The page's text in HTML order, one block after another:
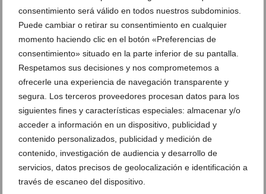
consentimiento será válido en todos nuestros subdominios.
Puede cambiar o retirar su consentimiento en cualquier
momento haciendo clic en el botón «Preferencias de
consentimiento» situado en la parte inferior de su pantalla.
Respetamos sus decisiones y nos comprometemos a
ofrecerle una experiencia de navegación transparente y
segura. Los terceros proveedores procesan datos para los
siguientes fines y características especiales: almacenar y/o
acceder a información en un dispositivo, publicidad y
contenido personalizados, publicidad y medición de
contenido, investigación de audiencia y desarrollo de
servicios, datos precisos de geolocalización e identificación a
través de escaneo del dispositivo.
Gimnastas del CD Montgó Xàbia en el
Artística de Elche (4)
DEJA UN COMENTARIO